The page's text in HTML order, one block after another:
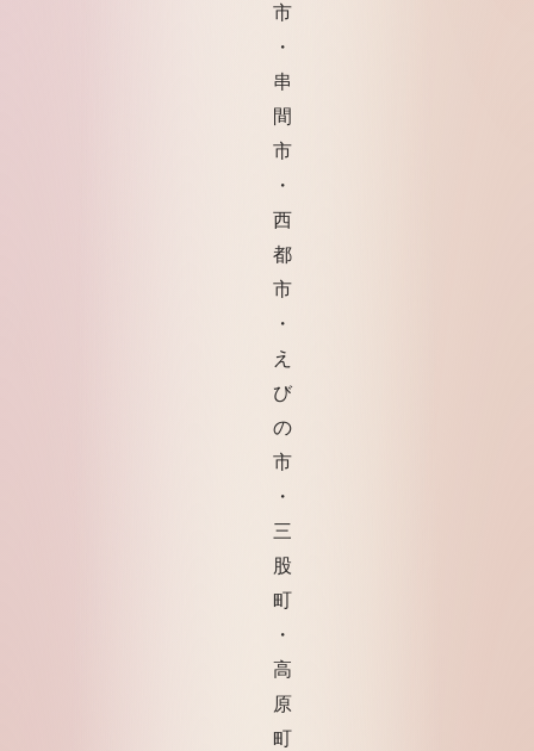
市
・
串
間
市
・
西
都
市
・
え
び
の
市
・
三
股
町
・
高
原
町